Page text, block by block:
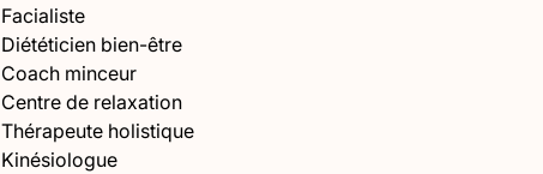
Facialiste
Diététicien bien-être
Coach minceur
Centre de relaxation
Thérapeute holistique
Kinésiologue